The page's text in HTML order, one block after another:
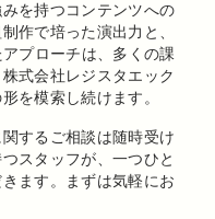
を持つコンテンツへの
作で培った演出力と、
プローチは、多くの課
式会社レジスタエック
を模索し続けます。
するご相談は随時受け
スタッフが、一つひと
ます。まずは気軽にお